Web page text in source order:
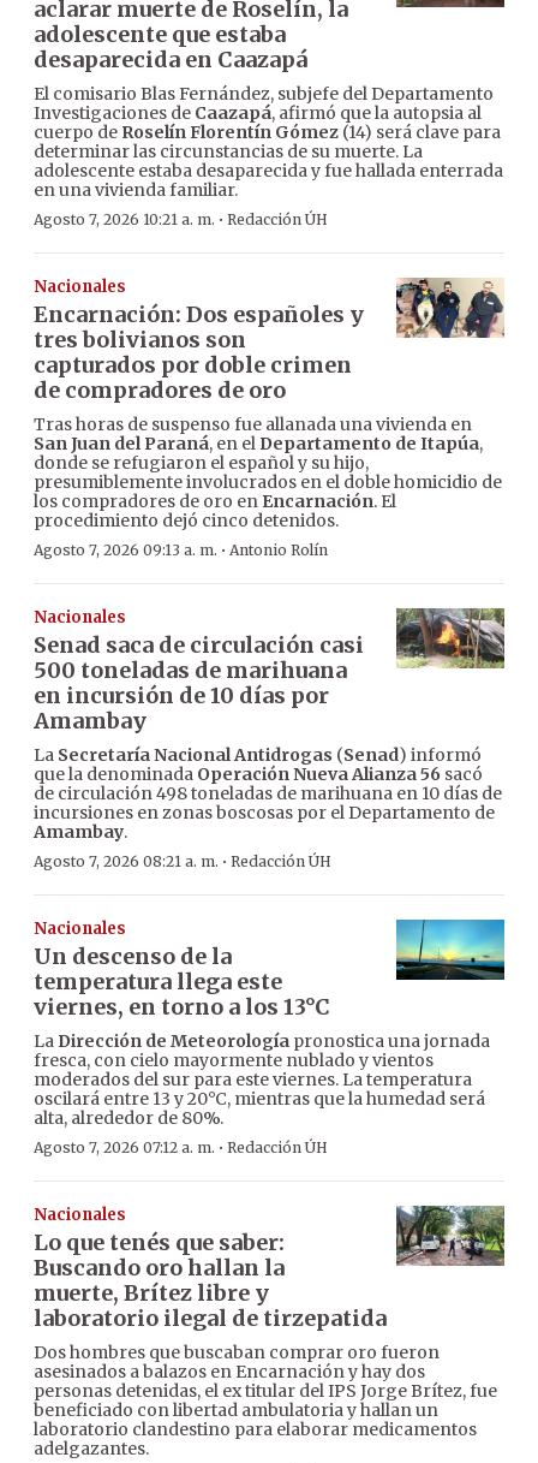
aclarar muerte de Roselín, la
adolescente que estaba
desaparecida en Caazapá
El comisario Blas Fernández, subjefe del Departamento
Investigaciones de Caazapá, afirmó que la autopsia al
cuerpo de Roselín Florentín Gómez (14) será clave para
determinar las circunstancias de su muerte. La
adolescente estaba desaparecida y fue hallada enterrada
en una vivienda familiar.
Agosto 7, 2026 10:21 a. m. · Redacción ÚH
Nacionales
Encarnación: Dos españoles y
tres bolivianos son
capturados por doble crimen
de compradores de oro
Tras horas de suspenso fue allanada una vivienda en
San Juan del Paraná, en el Departamento de Itapúa,
donde se refugiaron el español y su hijo,
presumiblemente involucrados en el doble homicidio de
los compradores de oro en Encarnación. El
procedimiento dejó cinco detenidos.
Agosto 7, 2026 09:13 a. m. · Antonio Rolín
Nacionales
Senad saca de circulación casi
500 toneladas de marihuana
en incursión de 10 días por
Amambay
La Secretaría Nacional Antidrogas (Senad) informó
que la denominada Operación Nueva Alianza 56 sacó
de circulación 498 toneladas de marihuana en 10 días de
incursiones en zonas boscosas por el Departamento de
Amambay.
Agosto 7, 2026 08:21 a. m. · Redacción ÚH
Nacionales
Un descenso de la
temperatura llega este
viernes, en torno a los 13°C
La Dirección de Meteorología pronostica una jornada
fresca, con cielo mayormente nublado y vientos
moderados del sur para este viernes. La temperatura
oscilará entre 13 y 20°C, mientras que la humedad será
alta, alrededor de 80%.
Agosto 7, 2026 07:12 a. m. · Redacción ÚH
Nacionales
Lo que tenés que saber:
Buscando oro hallan la
muerte, Brítez libre y
laboratorio ilegal de tirzepatida
Dos hombres que buscaban comprar oro fueron
asesinados a balazos en Encarnación y hay dos
personas detenidas, el ex titular del IPS Jorge Brítez, fue
beneficiado con libertad ambulatoria y hallan un
laboratorio clandestino para elaborar medicamentos
adelgazantes.